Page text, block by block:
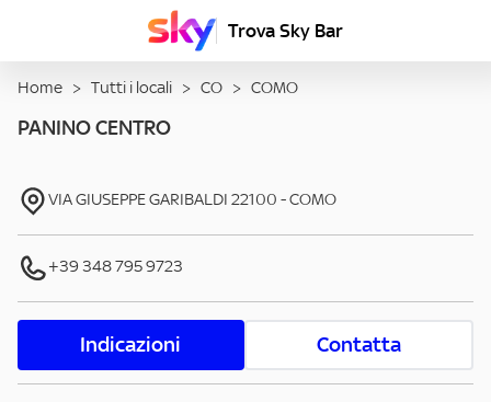
Trova Sky Bar
Home > Tutti i locali > CO > COMO
PANINO CENTRO
VIA GIUSEPPE GARIBALDI 22100 -COMO
+39 348 795 9723
Indicazioni Contatta